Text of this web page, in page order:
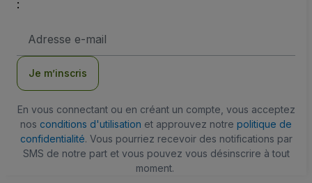
:
e-
Je m’inscris
En vous connectant ou en créant un compte, vous acceptez
nos conditions d'utilisation et approuvez notre politique de
confidentialité. Vous pourriez recevoir des notifications par
SMS de notre part et vous pouvez vous désinscrire à tout
moment.